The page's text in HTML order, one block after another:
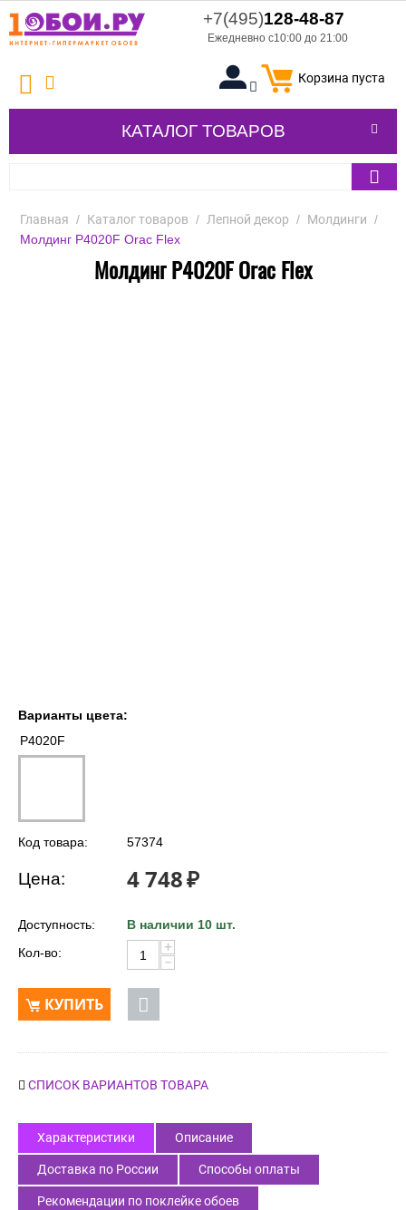
+7(495)128-48-87
Ежедневно с10:00 до 21:00
Корзина пуста
КАТАЛОГ ТОВАРОВ
Главная / Каталог товаров / Лепной декор / Молдинги /
Молдинг P4020F Orac Flex
Молдинг P4020F Orac Flex
Варианты цвета:
P4020F
Код товара: 57374
Цена: 4 748₽
Доступность:
В наличии 10 шт.
Кол-во:
+
−
КУПИТЬ
СПИСОК ВАРИАНТОВ ТОВАРА
Характеристики Описание
Доставка по России Способы оплаты
Рекомендации по поклейке обоев